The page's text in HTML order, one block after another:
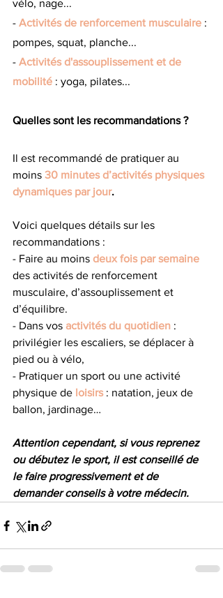
vélo, nage...
- Activités de renforcement musculaire :
pompes, squat, planche...
- Activités d'assouplissement et de
mobilité : yoga, pilates...
Quelles sont les recommandations ?
Il est recommandé de pratiquer au
moins 30 minutes d’activités physiques
dynamiques par jour.
Voici quelques détails sur les
recommandations :
- Faire au moins deux fois par semaine
des activités de renforcement
musculaire, d’assouplissement et
d’équilibre.
- Dans vos activités du quotidien :
privilégier les escaliers, se déplacer à
pied ou à vélo,
- Pratiquer un sport ou une activité
physique de loisirs : natation, jeux de
ballon, jardinage…
Attention cependant, si vous reprenez
ou débutez le sport, il est conseillé de
le faire progressivement et de
demander conseils à votre médecin.